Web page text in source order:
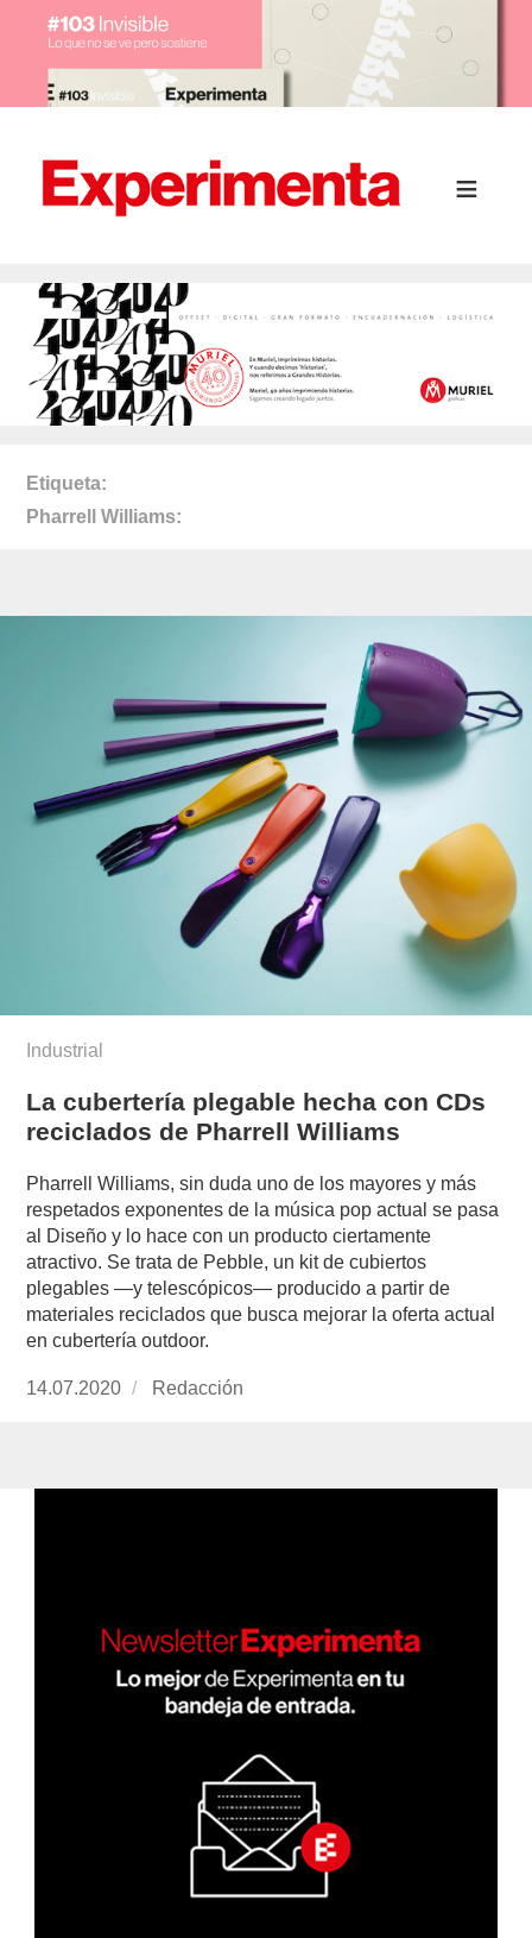
Etiqueta
Pharrell Williams
Industrial
La cubertería plegable hecha con CDs
reciclados de Pharrell Williams
Pharrell Williams, sin duda uno de los mayores y más
respetados exponentes de la música pop actual se pasa
al Diseño y lo hace con un producto ciertamente
atractivo. Se trata de Pebble, un kit de cubiertos
plegables —y telescópicos— producido a partir de
materiales reciclados que busca mejorar la oferta actual
en cubertería outdoor.
Publicado
14.07.2020 https://www.experimenta.es/author/redaccion/
Redacción